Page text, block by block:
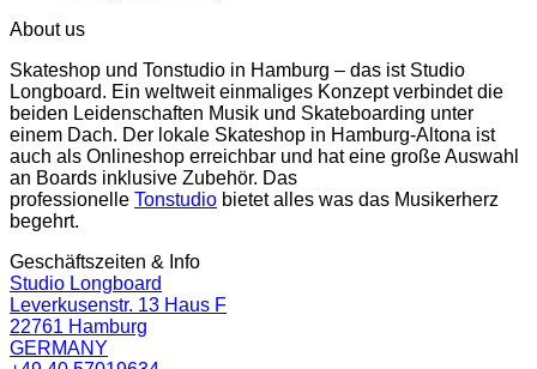
About us
Skateshop und Tonstudio in Hamburg – das ist Studio
Longboard. Ein weltweit einmaliges Konzept verbindet die
beiden Leidenschaften Musik und Skateboarding unter
einem Dach. Der lokale Skateshop in Hamburg-Altona ist
auch als Onlineshop erreichbar und hat eine große Auswahl
an Boards inklusive Zubehör. Das
professionelle Tonstudio bietet alles was das Musikerherz
begehrt.
Geschäftszeiten & Info
Studio Longboard
Leverkusenstr. 13 Haus F
22761 Hamburg
GERMANY